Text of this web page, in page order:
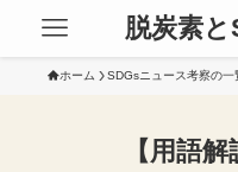
脱炭素
ホーム SDGsニュース考察の一
【用語